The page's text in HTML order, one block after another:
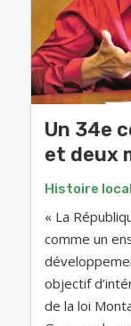
Un 34e
et deux
Histoire
« La
comme un
objectif
de la loi